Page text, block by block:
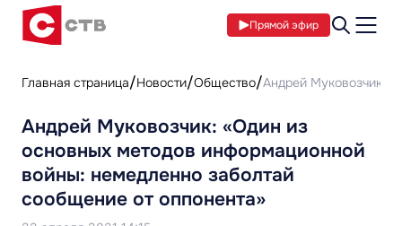
Прямой эфир
Главная страница Новости Общество Андрей Муковозчик:
Андрей Муковозчик: «Один из
основных методов информационной
войны: немедленно заболтай
сообщение от оппонента»